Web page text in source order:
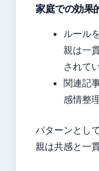
家庭での効果
ルール
親は一
されて
関連記
感情整
パターンとし
親は共感と一